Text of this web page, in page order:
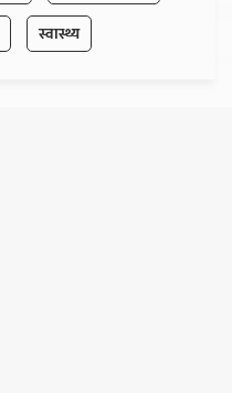
स्वास्थ्य